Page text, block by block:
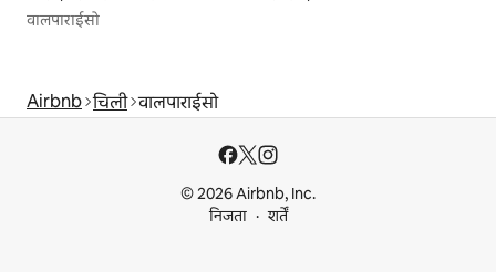
वालपाराईसो
Airbnb चिली वालपाराईसो
© 2026 Airbnb, Inc.
निजता
शर्तें